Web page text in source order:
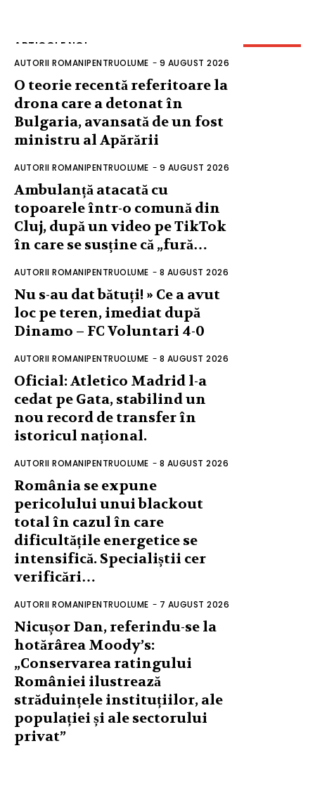
ARTICOLE NOI
AUTORII ROMANIPENTRUOLUME - 9 AUGUST 2026
O teorie recentă referitoare la
drona care a detonat în
Bulgaria, avansată de un fost
ministru al Apărării
AUTORII ROMANIPENTRUOLUME - 9 AUGUST 2026
Ambulanță atacată cu
topoarele într-o comună din
Cluj, după un video pe TikTok
în care se susține că „fură…
AUTORII ROMANIPENTRUOLUME - 8 AUGUST 2026
Nu s-au dat bătuți! » Ce a avut
loc pe teren, imediat după
Dinamo – FC Voluntari 4-0
AUTORII ROMANIPENTRUOLUME - 8 AUGUST 2026
Oficial: Atletico Madrid l-a
cedat pe Gata, stabilind un
nou record de transfer în
istoricul național.
AUTORII ROMANIPENTRUOLUME - 8 AUGUST 2026
România se expune
pericolului unui blackout
total în cazul în care
dificultățile energetice se
intensifică. Specialiștii cer
verificări…
AUTORII ROMANIPENTRUOLUME - 7 AUGUST 2026
Nicușor Dan, referindu-se la
hotărârea Moody’s:
„Conservarea ratingului
României ilustrează
străduințele instituțiilor, ale
populației și ale sectorului
privat”